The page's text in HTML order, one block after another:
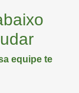
equipe te